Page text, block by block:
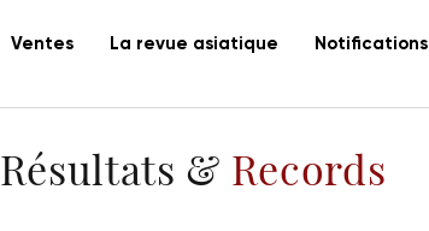
Ventes La revue asiatique Notifications
Résultats & Records